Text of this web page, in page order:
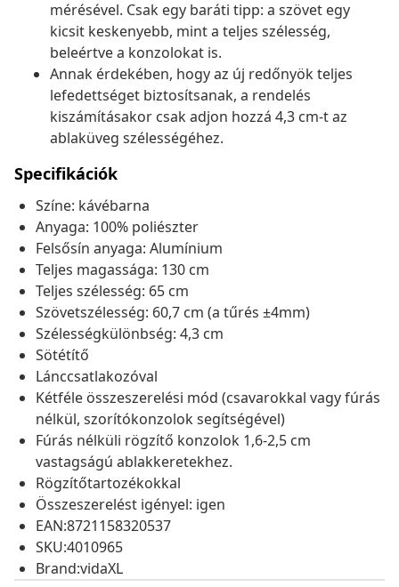
mérésével. Csak egy baráti tipp: a szövet egy
kicsit keskenyebb, mint a teljes szélesség,
beleértve a konzolokat is.
Annak érdekében, hogy az új redőnyök teljes
lefedettséget biztosítsanak, a rendelés
kiszámításakor csak adjon hozzá 4,3 cm-t az
ablaküveg szélességéhez.
Specifikációk
Színe: kávébarna
Anyaga: 100% poliészter
Felsősín anyaga: Alumínium
Teljes magassága: 130 cm
Teljes szélesség: 65 cm
Szövetszélesség: 60,7 cm (a tűrés ±4mm)
Szélességkülönbség: 4,3 cm
Sötétítő
Lánccsatlakozóval
Kétféle összeszerelési mód (csavarokkal vagy fúrás
nélkül, szorítókonzolok segítségével)
Fúrás nélküli rögzítő konzolok 1,6-2,5 cm
vastagságú ablakkeretekhez.
Rögzítőtartozékokkal
Összeszerelést igényel: igen
EAN:8721158320537
SKU:4010965
Brand:vidaXL